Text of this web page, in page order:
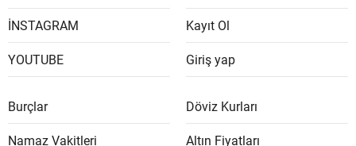
İNSTAGRAM
YOUTUBE
Kayıt Ol
Giriş yap
Burçlar
Namaz Vakitleri
Döviz Kurları
Altın Fiyatları